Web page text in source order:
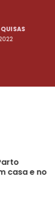
casa e no